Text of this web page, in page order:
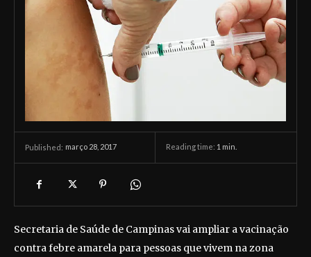
Published: março 28, 2017 Reading time: 1 min.
Secretaria de Saúde de Campinas vai ampliar a vacinação
contra febre amarela para pessoas que vivem na zona